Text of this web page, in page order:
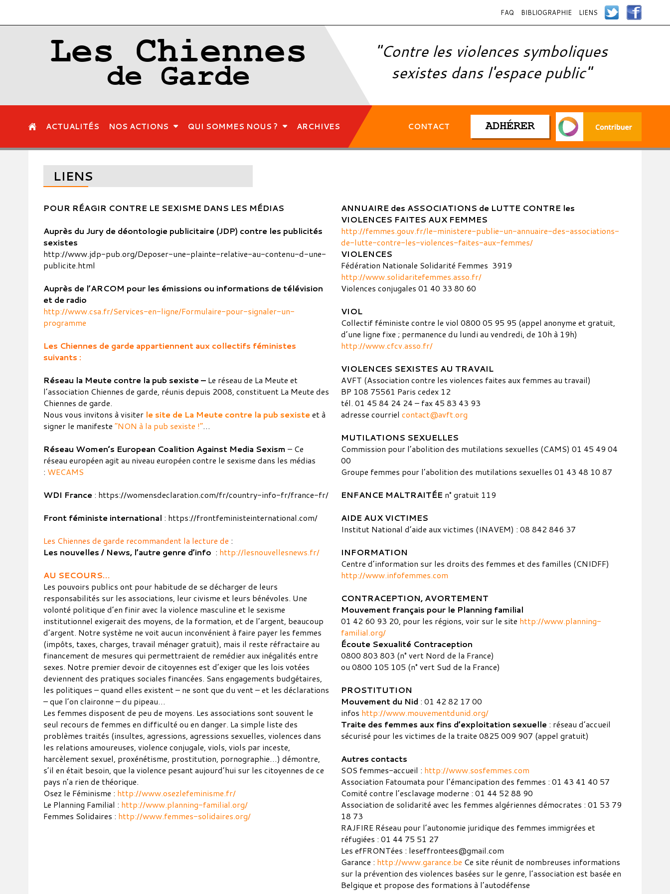
FAQ BIBLIOGRAPHIE LIENS
Les Chiennes
de Garde
"Contre les violences symboliques
sexistes dans l'espace public"
ACTUALITÉS NOS ACTIONS QUI SOMMES NOUS ? ARCHIVES CONTACT ADHÉRER
LIENS
POUR RÉAGIR CONTRE LE SEXISME DANS LES MÉDIAS
Auprès du Jury de déontologie publicitaire (JDP) contre les publicités
sexistes
http://www.jdp-pub.org/Deposer-une-plainte-relative-au-contenu-d-une-
publicite.html
Auprès de l’ARCOM pour les émissions ou informations de télévision
et de radio
http://www.csa.fr/Services-en-ligne/Formulaire-pour-signaler-un-
programme
Les Chiennes de garde appartiennent aux collectifs féministes
suivants :
Réseau la Meute contre la pub sexiste – Le réseau de La Meute et
l’association Chiennes de garde, réunis depuis 2008, constituent La Meute des
Chiennes de garde.
Nous vous invitons à visiter le site de La Meute contre la pub sexiste et à
signer le manifeste “NON à la pub sexiste !”…
Réseau Women’s European Coalition Against Media Sexism – Ce
réseau européen agit au niveau européen contre le sexisme dans les médias
: WECAMS
WDI France : https://womensdeclaration.com/fr/country-info-fr/france-fr/
Front féministe international : https://frontfeministeinternational.com/
Les Chiennes de garde recommandent la lecture de :
Les nouvelles / News, l’autre genre d’info : http://lesnouvellesnews.fr/
AU SECOURS…
Les pouvoirs publics ont pour habitude de se décharger de leurs
responsabilités sur les associations, leur civisme et leurs bénévoles. Une
volonté politique d’en finir avec la violence masculine et le sexisme
institutionnel exigerait des moyens, de la formation, et de l’argent, beaucoup
d’argent. Notre système ne voit aucun inconvénient à faire payer les femmes
(impôts, taxes, charges, travail ménager gratuit), mais il reste réfractaire au
financement de mesures qui permettraient de remédier aux inégalités entre
sexes. Notre premier devoir de citoyennes est d’exiger que les lois votées
deviennent des pratiques sociales financées. Sans engagements budgétaires,
les politiques – quand elles existent – ne sont que du vent – et les déclarations
– que l’on claironne – du pipeau…
Les femmes disposent de peu de moyens. Les associations sont souvent le
seul recours de femmes en difficulté ou en danger. La simple liste des
problèmes traités (insultes, agressions, agressions sexuelles, violences dans
les relations amoureuses, violence conjugale, viols, viols par inceste,
harcèlement sexuel, proxénétisme, prostitution, pornographie…) démontre,
s’il en était besoin, que la violence pesant aujourd’hui sur les citoyennes de ce
pays n’a rien de théorique.
Osez le Féminisme : http://www.osezlefeminisme.fr/
Le Planning Familial : http://www.planning-familial.org/
Femmes Solidaires : http://www.femmes-solidaires.org/
ANNUAIRE des ASSOCIATIONS de LUTTE CONTRE les
VIOLENCES FAITES AUX FEMMES
http://femmes.gouv.fr/le-ministere-publie-un-annuaire-des-associations-
de-lutte-contre-les-violences-faites-aux-femmes/
VIOLENCES
Fédération Nationale Solidarité Femmes 3919
http://www.solidaritefemmes.asso.fr/
Violences conjugales 01 40 33 80 60
VIOL
Collectif féministe contre le viol 0800 05 95 95 (appel anonyme et gratuit,
d’une ligne fixe ; permanence du lundi au vendredi, de 10h à 19h)
http://www.cfcv.asso.fr/
VIOLENCES SEXISTES AU TRAVAIL
AVFT (Association contre les violences faites aux femmes au travail)
BP 108 75561 Paris cedex 12
tél. 01 45 84 24 24 – fax 45 83 43 93
adresse courriel contact@avft.org
MUTILATIONS SEXUELLES
Commission pour l’abolition des mutilations sexuelles (CAMS) 01 45 49 04
00
Groupe femmes pour l’abolition des mutilations sexuelles 01 43 48 10 87
ENFANCE MALTRAITÉE n° gratuit 119
AIDE AUX VICTIMES
Institut National d’aide aux victimes (INAVEM) : 08 842 846 37
INFORMATION
Centre d’information sur les droits des femmes et des familles (CNIDFF)
http://www.infofemmes.com
CONTRACEPTION, AVORTEMENT
Mouvement français pour le Planning familial
01 42 60 93 20, pour les régions, voir sur le site http://www.planning-
familial.org/
Écoute Sexualité Contraception
0800 803 803 (n° vert Nord de la France)
ou 0800 105 105 (n° vert Sud de la France)
PROSTITUTION
Mouvement du Nid : 01 42 82 17 00
infos http://www.mouvementdunid.org/
Traite des femmes aux fins d’exploitation sexuelle : réseau d’accueil
sécurisé pour les victimes de la traite 0825 009 907 (appel gratuit)
Autres contacts
SOS femmes-accueil : http://www.sosfemmes.com
Association Fatoumata pour l’émancipation des femmes : 01 43 41 40 57
Comité contre l’esclavage moderne : 01 44 52 88 90
Association de solidarité avec les femmes algériennes démocrates : 01 53 79
18 73
RAJFIRE Réseau pour l’autonomie juridique des femmes immigrées et
réfugiées : 01 44 75 51 27
Les efFRONTées : leseffrontees@gmail.com
Garance : http://www.garance.be Ce site réunit de nombreuses informations
sur la prévention des violences basées sur le genre, l’association est basée en
Belgique et propose des formations à l’autodéfense